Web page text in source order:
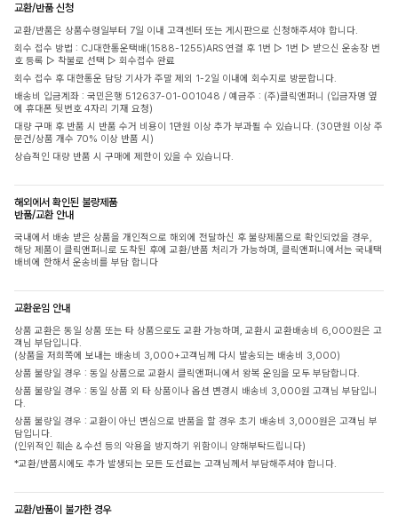
교환/반품 신청
교환/반품은 상품수령일부터 7일 이내 고객센터 또는 게시판으로 신청해주셔야 합니다.
회수 접수 방법 : CJ대한통운택배(1588-1255)ARS 연결 후 1번 ▷ 1번 ▷ 받으신 운송장 번
호 등록 ▷ 착불로 선택 ▷ 회수접수 완료
회수 접수 후 대한통운 담당 기사가 주말 제외 1-2일 이내에 회수지로 방문합니다.
배송비 입금계좌 : 국민은행 512637-01-001048 / 예금주 : (주)클릭앤퍼니 (입금자명 옆
에 휴대폰 뒷번호 4자리 기재 요청)
대량 구매 후 반품 시 반품 수거 비용이 1만원 이상 추가 부과될 수 있습니다. (30만원 이상 주
문건/상품 개수 70% 이상 반품 시)
상습적인 대량 반품 시 구매에 제한이 있을 수 있습니다.
해외에서 확인된 불량제품
반품/교환 안내
국내에서 배송 받은 상품을 개인적으로 해외에 전달하신 후 불량제품으로 확인되었을 경우,
해당 제품이 클릭앤퍼니로 도착된 후에 교환/반품 처리가 가능하며, 클릭앤퍼니에서는 국내택
배비에 한해서 운송비를 부담 합니다
교환운임 안내
상품 교환은 동일 상품 또는 타 상품으로도 교환 가능하며, 교환시 교환배송비 6,000원은 고
객님 부담입니다.
(상품을 저희쪽에 보내는 배송비 3,000+고객님께 다시 발송되는 배송비 3,000)
상품 불량일 경우 : 동일 상품으로 교환시 클릭앤퍼니에서 왕복 운임을 모두 부담합니다.
상품 불량일 경우 : 동일 상품 외 타 상품이나 옵션 변경시 배송비 3,000원 고객님 부담입니
다.
상품 불량일 경우 : 교환이 아닌 변심으로 반품을 할 경우 초기 배송비 3,000원은 고객님 부
담입니다.
(인위적인 훼손 & 수선 등의 악용을 방지하기 위함이니 양해부탁드립니다)
*교환/반품시에도 추가 발생되는 모든 도선료는 고객님께서 부담해주셔야 합니다.
교환/반품이 불가한 경우